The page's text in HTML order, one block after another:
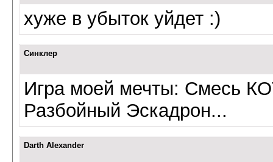
хуже в убыток уйдет :)
Синклер
Игра моей мечты: Смесь
Разбойный Эскадрон...
Darth Alexander